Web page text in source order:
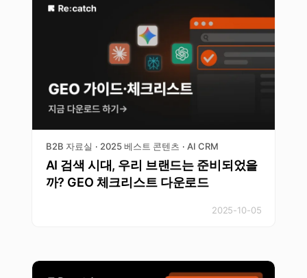
B2B 자료실 · 2025 베스트 콘텐츠 · AI CRM
AI 검색 시대, 우리 브랜드는 준비되었을
까? GEO 체크리스트 다운로드
2025-10-05